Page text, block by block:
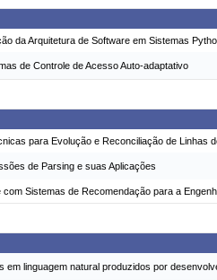
da Arquitetura de Software em Sistemas
de Controle de Acesso Auto-adaptativo
para Evolução e Reconciliação de Linhas
de Parsing e suas Aplicações
Sistemas de Recomendação para a
em linguagem natural produzidos por